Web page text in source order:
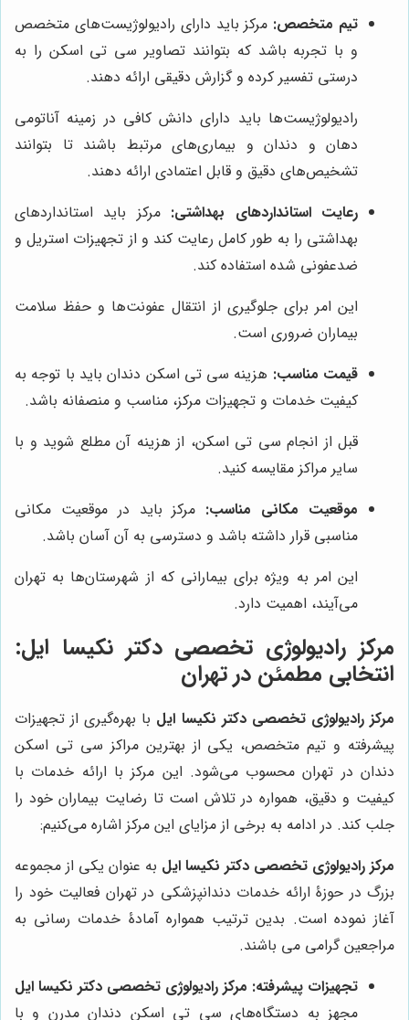
تیم متخصص: مرکز باید دارای رادیولوژیست‌های متخصص
و با تجربه باشد که بتوانند تصاویر سی تی اسکن را به
درستی تفسیر کرده و گزارش دقیقی ارائه دهند.
رادیولوژیست‌ها باید دارای دانش کافی در زمینه آناتومی
دهان و دندان و بیماری‌های مرتبط باشند تا بتوانند
تشخیص‌های دقیق و قابل اعتمادی ارائه دهند.
رعایت استانداردهای بهداشتی: مرکز باید استانداردهای
بهداشتی را به طور کامل رعایت کند و از تجهیزات استریل و
ضدعفونی شده استفاده کند.
این امر برای جلوگیری از انتقال عفونت‌ها و حفظ سلامت
بیماران ضروری است.
قیمت مناسب: هزینه سی تی اسکن دندان باید با توجه به
کیفیت خدمات و تجهیزات مرکز، مناسب و منصفانه باشد.
قبل از انجام سی تی اسکن، از هزینه آن مطلع شوید و با
سایر مراکز مقایسه کنید.
موقعیت مکانی مناسب: مرکز باید در موقعیت مکانی
مناسبی قرار داشته باشد و دسترسی به آن آسان باشد.
این امر به ویژه برای بیمارانی که از شهرستان‌ها به تهران
می‌آیند، اهمیت دارد.
مرکز رادیولوژی تخصصی دکتر نکیسا ایل:
انتخابی مطمئن در تهران
مرکز رادیولوژی تخصصی دکتر نکیسا ایل با بهره‌گیری از تجهیزات
پیشرفته و تیم متخصص، یکی از بهترین مراکز سی تی اسکن
دندان در تهران محسوب می‌شود. این مرکز با ارائه خدمات با
کیفیت و دقیق، همواره در تلاش است تا رضایت بیماران خود را
جلب کند. در ادامه به برخی از مزایای این مرکز اشاره می‌کنیم:
مرکز رادیولوژی تخصصی دکتر نکیسا ایل به عنوان یکی از مجموعه
بزرگ در حوزۀ ارائه خدمات دندانپزشکی در تهران فعالیت خود را
آغاز نموده است. بدین ترتیب همواره آمادۀ خدمات رسانی به
مراجعین گرامی می باشند.
تجهیزات پیشرفته: مرکز رادیولوژی تخصصی دکتر نکیسا ایل
مجهز به دستگاه‌های سی تی اسکن دندان مدرن و با